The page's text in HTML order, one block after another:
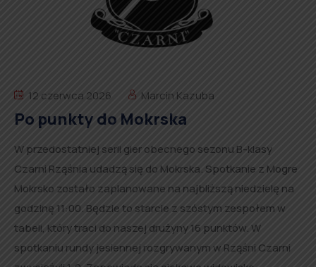
12 czerwca 2026 Marcin Kazuba
Po punkty do Mokrska
W przedostatniej serii gier obecnego sezonu B-klasy
Czarni Rząśnia udadzą się do Mokrska. Spotkanie z Mogre
Mokrsko zostało zaplanowane na najbliższą niedzielę na
godzinę 11:00. Będzie to starcie z szóstym zespołem w
tabeli, który traci do naszej drużyny 16 punktów. W
spotkaniu rundy jesiennej rozgrywanym w Rząśni Czarni